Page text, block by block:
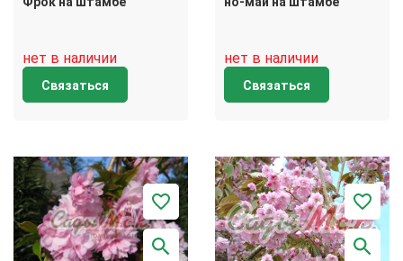
нет в наличии
Связаться
нет в наличии
Связаться